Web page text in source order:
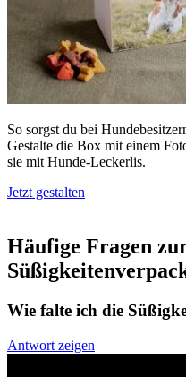
So sorgst du bei
Gestalte die Box mit einem
sie mit Hunde-Leckerlis.
Jetzt gestalten
Häufige Fragen
Wie falte ich die
Antwort zeigen